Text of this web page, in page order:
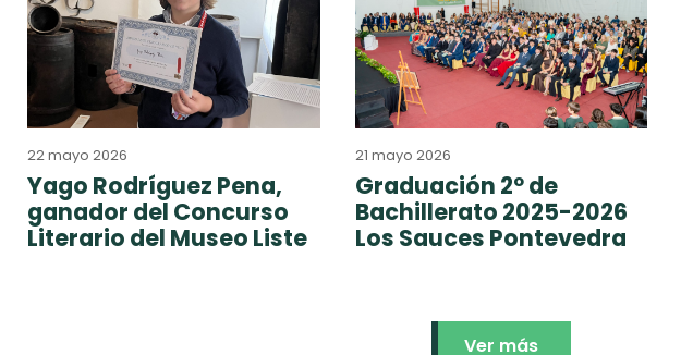
22 mayo 2026
Yago Rodríguez Pena,
ganador del Concurso
Literario del Museo Liste
21 mayo 2026
Graduación 2º de
Bachillerato 2025-2026
Los Sauces Pontevedra
Ver más